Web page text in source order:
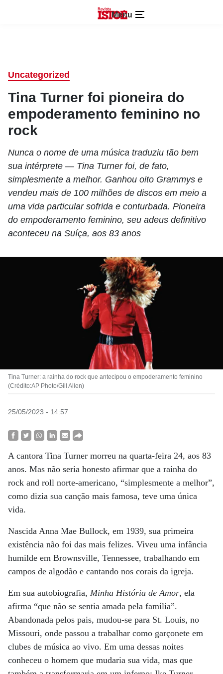
Menu
Uncategorized
Tina Turner foi pioneira do
empoderamento feminino no
rock
Nunca o nome de uma música traduziu tão bem
sua intérprete — Tina Turner foi, de fato,
simplesmente a melhor. Ganhou oito Grammys e
vendeu mais de 100 milhões de discos em meio a
uma vida particular sofrida e conturbada. Pioneira
do empoderamento feminino, seu adeus definitivo
aconteceu na Suíça, aos 83 anos
Tina Turner: a rainha do rock que antecipou o empoderamento feminino
(Crédito:AP Photo/Gill Allen)
25/05/2023 - 14:57
A cantora Tina Turner morreu na quarta-feira 24, aos 83
anos. Mas não seria honesto afirmar que a rainha do
rock and roll norte-americano, “simplesmente a melhor”,
como dizia sua canção mais famosa, teve uma única
vida.
Nascida Anna Mae Bullock, em 1939, sua primeira
existência não foi das mais felizes. Viveu uma infância
humilde em Brownsville, Tennessee, trabalhando em
campos de algodão e cantando nos corais da igreja.
Em sua autobiografia, Minha História de Amor, ela
afirma “que não se sentia amada pela família”.
Abandonada pelos pais, mudou-se para St. Louis, no
Missouri, onde passou a trabalhar como garçonete em
clubes de música ao vivo. Em uma dessas noites
conheceu o homem que mudaria sua vida, mas que